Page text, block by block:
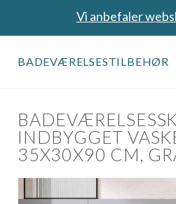
Vi anbefaler
BADEVÆRELSESTILBEHØR
INDBYGGET
35X30X90 CM,